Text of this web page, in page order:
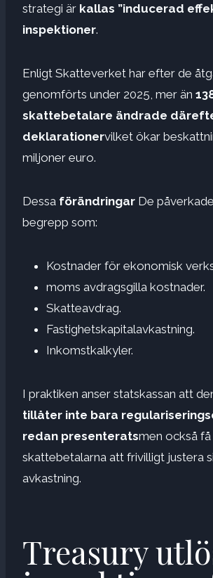
strategi är kallas ”inducerad
inspektioner.
Enligt Skatteverket har efter de
genomförts under 2025, mer än
skattebetalare ändrade
deklarationervilket ökar
miljoner euro.
Dessa förändringar De
begrepp som:
Kostnader för ekonomisk
moms avdragsgilla kostnader.
Skatteavdrag.
Fastighetskapitalavkastning.
Inkomstkalkyler.
I praktiken anser statskassan att
tillåter inte bara
redan presenteratsmen också få
skattebetalarna att frivilligt justera
avkastning.
Treasury